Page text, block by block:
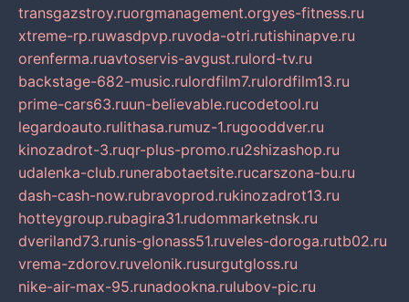
transgazstroy.ruorgmanagement.orgyes-fitness.ru
xtreme-rp.ruwasdpvp.ruvoda-otri.rutishinapve.ru
orenferma.ruavtoservis-avgust.rulord-tv.ru
backstage-682-music.rulordfilm7.rulordfilm13.ru
prime-cars63.ruun-believable.rucodetool.ru
legardoauto.rulithasa.rumuz-1.rugooddver.ru
kinozadrot-3.ruqr-plus-promo.ru2shizashop.ru
udalenka-club.runerabotaetsite.rucarszona-bu.ru
dash-cash-now.rubravoprod.rukinozadrot13.ru
hotteygroup.rubagira31.rudommarketnsk.ru
dveriland73.runis-glonass51.ruveles-doroga.rutb02.ru
vrema-zdorov.ruvelonik.rusurgutgloss.ru
nike-air-max-95.runadookna.rulubov-pic.ru